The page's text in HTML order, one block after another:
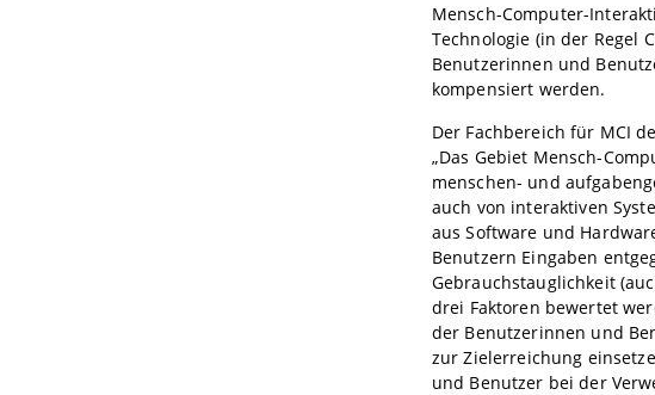
Mensch-Computer-
Technologie (in der Regel
Benutzerinnen und
kompensiert werden.
Der Fachbereich für MCI
„Das Gebiet Mensch-
menschen- und
auch von interaktiven
aus Software und
Benutzern Eingaben
Gebrauchstauglichkeit
drei Faktoren bewertet
der Benutzerinnen und
zur Zielerreichung
und Benutzer bei der